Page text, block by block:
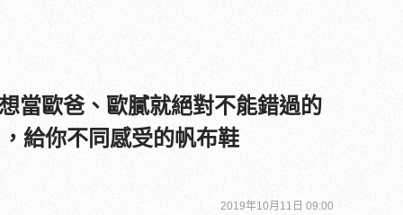
當歐爸、歐膩就絕對不能錯過的
給你不同感受的帆布鞋
2019年10月11日 09:00